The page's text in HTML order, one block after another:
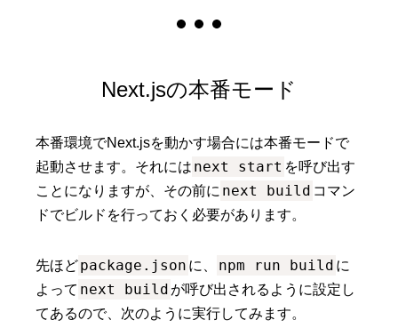
Next.jsの本番モード
本番環境でNext.jsを動かす場合には本番モードで
起動させます。それには next start を呼び出す
ことになりますが、その前に next build コマン
ドでビルドを行っておく必要があります。
先ほどpackage.json に、 npm run build に
よって next build が呼び出されるように設定し
てあるので、次のように実行してみます。